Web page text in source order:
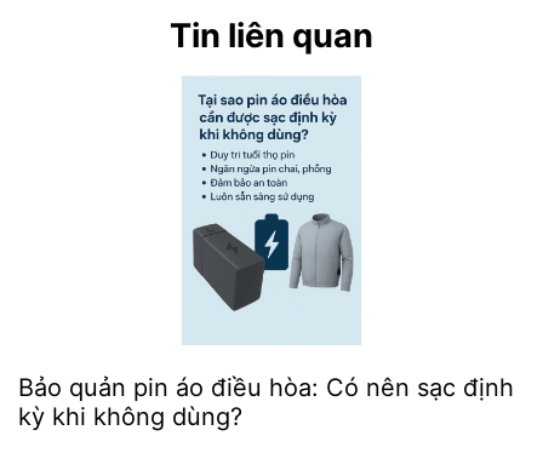
Tin liên quan
Bảo quản pin áo điều hòa: Có nên sạc định
kỳ khi không dùng?